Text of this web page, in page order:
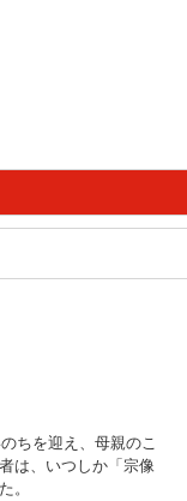
ちを迎え、母親のこ
は、 いつしか「宗像
。